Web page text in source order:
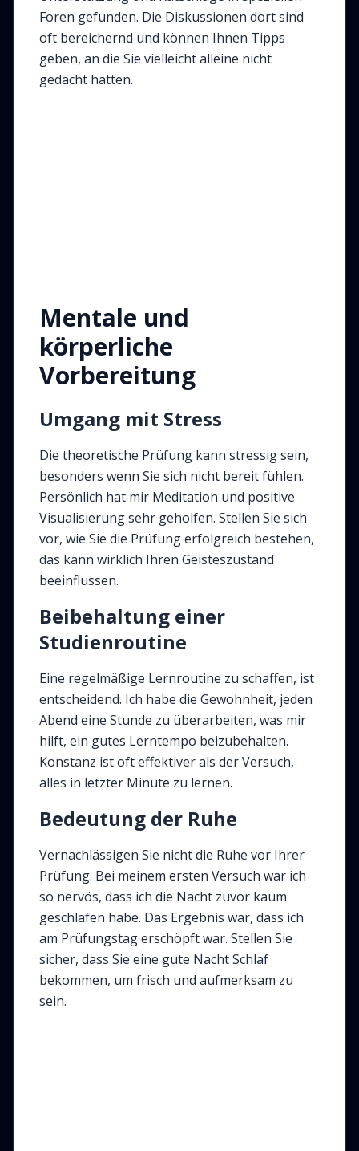
Foren gefunden. Die Diskussionen dort sind
oft bereichernd und können Ihnen Tipps
geben, an die Sie vielleicht alleine nicht
gedacht hätten.
Mentale und
körperliche
Vorbereitung
Umgang mit Stress
Die theoretische Prüfung kann stressig sein,
besonders wenn Sie sich nicht bereit fühlen.
Persönlich hat mir Meditation und positive
Visualisierung sehr geholfen. Stellen Sie sich
vor, wie Sie die Prüfung erfolgreich bestehen,
das kann wirklich Ihren Geisteszustand
beeinflussen.
Beibehaltung einer
Studienroutine
Eine regelmäßige Lernroutine zu schaffen, ist
entscheidend. Ich habe die Gewohnheit, jeden
Abend eine Stunde zu überarbeiten, was mir
hilft, ein gutes Lerntempo beizubehalten.
Konstanz ist oft effektiver als der Versuch,
alles in letzter Minute zu lernen.
Bedeutung der Ruhe
Vernachlässigen Sie nicht die Ruhe vor Ihrer
Prüfung. Bei meinem ersten Versuch war ich
so nervös, dass ich die Nacht zuvor kaum
geschlafen habe. Das Ergebnis war, dass ich
am Prüfungstag erschöpft war. Stellen Sie
sicher, dass Sie eine gute Nacht Schlaf
bekommen, um frisch und aufmerksam zu
sein.